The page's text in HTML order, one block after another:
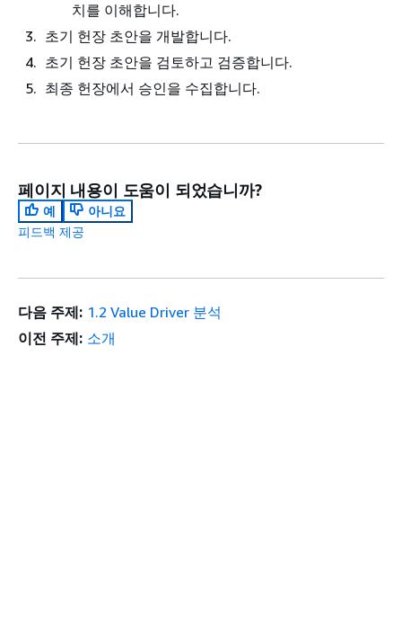
치를 이해합니다.
초기 헌장 초안을 개발합니다.
초기 헌장 초안을 검토하고 검증합니다.
최종 헌장에서 승인을 수집합니다.
페이지 내용이 도움이 되었습니까?
예
아니요
피드백 제공
다음 주제: 1.2 Value Driver 분석
이전 주제: 소개